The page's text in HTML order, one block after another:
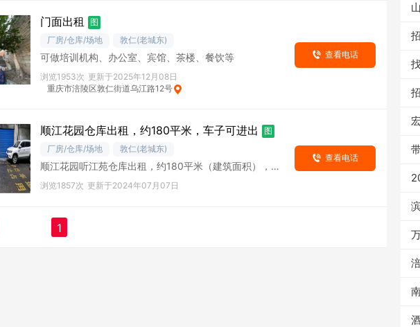
门面出租
图
厂房/仓库/场地
敦仁(老城东)
可做培训机构、办公室、宾馆、茶楼、餐饮等
浏览1953次 更新于2025年12月08日
重庆市涪陵区敦仁街道乌江路12号
查看电话
顺江花园仓库出租，约180平米，车子可进出
图
厂房/仓库/场地
敦仁(老城东)
顺江花园听江苑仓库出租，约180平米（建筑面积），车
子可开进去卸货，可仓储可办公，临街门面交通便利，
浏览1857次 更新于2024年07月07日
查看电话
1